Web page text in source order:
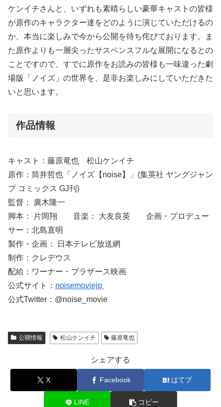
ケンイチさんと、いずれも素晴らしい豪華キャストの皆様
が原作のキャラクター達をどのように演じていただけるの
か、本当に楽しみで今から公開を待ち侘びております。ま
た原作よりも一層尖ったサスペンスフルな展開になるとの
ことですので、すでに原作をお読みの皆様も一味違った劇
場版「ノイズ」の世界を、是非お楽しみにしていただきた
いと思います。
作品情報
キャスト：藤原竜也 松山ケンイチ
原作：筒井哲也「ノイズ【noise】」(集英社 ヤングジャン
プ コミックス GJ刊)
監督： 廣木隆一
脚本： 片岡翔 音楽： 大友良英 企画・プロデュー
サー：北島直明
製作・企画： 日本テレビ放送網
制作：クレデウス
配給：ワーナー・ブラザース映画
公式サイト： noisemoviejp
公式Twitter：@noise_movie
公開情報 松山ケンイチ 藤原竜也
シェアする
X Facebook はてブ
LINE コピー